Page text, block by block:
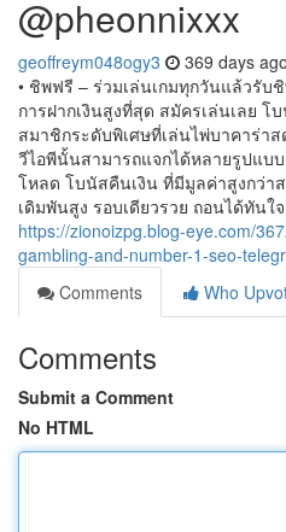
@pheonnixxx
geoffreym048ogy3 369 days ago
• ชิ​พ​ฟรี – ร่วม​เล่น​เกม​ทุก​วัน​แล้ว​รับ​
การฝากเงินสูงที่สุด สมัครเล่นเลย โ
สมาชิกระดับพิเศษที่เล่นไพ่บาคาร่า
วีไอพีนั้นสามารถแจกได้หลายรูปแบ
โหลด โบนัสคืนเงิน ที่มีมูลค่าสูงกว่า
เดิมพันสูง รอบเดียวรวย ถอนได้ทัน
https://zionoizpg.blog-eye.com/
gambling-and-number-1-seo-
Comments
Who
Comments
Submit a Comment
No HTML